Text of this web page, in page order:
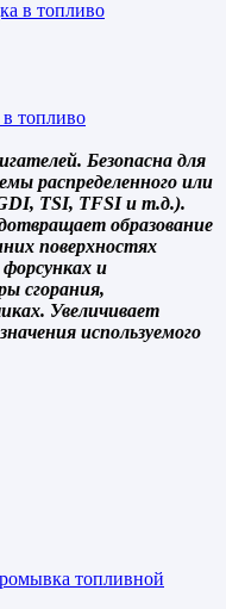
топливо
Безопасна для
распределенного или
TSI, TFSI и т.д.).
образование
поверхностях
и
сгорания,
Увеличивает
используемого